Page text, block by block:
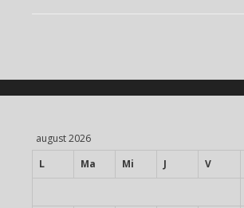
august 2026
L
Ma Mi J V